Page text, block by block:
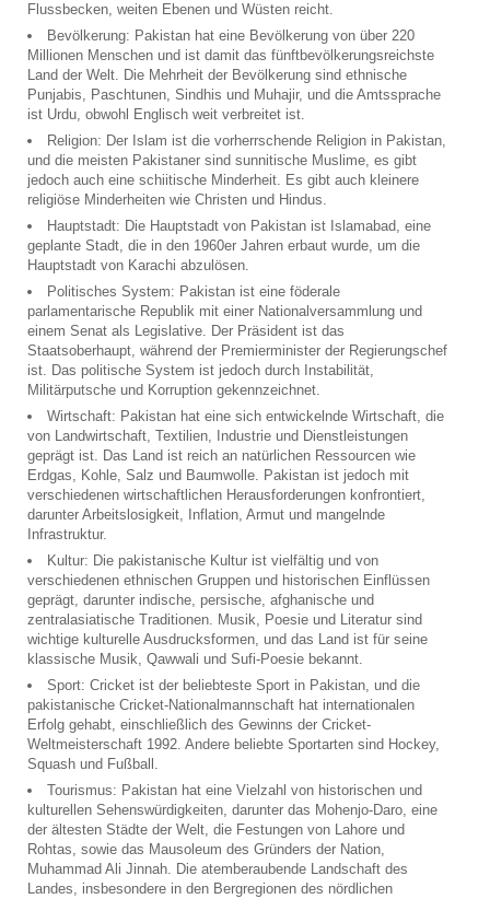
Flussbecken, weiten Ebenen und Wüsten reicht.
Bevölkerung: Pakistan hat eine Bevölkerung von über 220
Millionen Menschen und ist damit das fünftbevölkerungsreichste
Land der Welt. Die Mehrheit der Bevölkerung sind ethnische
Punjabis, Paschtunen, Sindhis und Muhajir, und die Amtssprache
ist Urdu, obwohl Englisch weit verbreitet ist.
Religion: Der Islam ist die vorherrschende Religion in Pakistan,
und die meisten Pakistaner sind sunnitische Muslime, es gibt
jedoch auch eine schiitische Minderheit. Es gibt auch kleinere
religiöse Minderheiten wie Christen und Hindus.
Hauptstadt: Die Hauptstadt von Pakistan ist Islamabad, eine
geplante Stadt, die in den 1960er Jahren erbaut wurde, um die
Hauptstadt von Karachi abzulösen.
Politisches System: Pakistan ist eine föderale
parlamentarische Republik mit einer Nationalversammlung und
einem Senat als Legislative. Der Präsident ist das
Staatsoberhaupt, während der Premierminister der Regierungschef
ist. Das politische System ist jedoch durch Instabilität,
Militärputsche und Korruption gekennzeichnet.
Wirtschaft: Pakistan hat eine sich entwickelnde Wirtschaft, die
von Landwirtschaft, Textilien, Industrie und Dienstleistungen
geprägt ist. Das Land ist reich an natürlichen Ressourcen wie
Erdgas, Kohle, Salz und Baumwolle. Pakistan ist jedoch mit
verschiedenen wirtschaftlichen Herausforderungen konfrontiert,
darunter Arbeitslosigkeit, Inflation, Armut und mangelnde
Infrastruktur.
Kultur: Die pakistanische Kultur ist vielfältig und von
verschiedenen ethnischen Gruppen und historischen Einflüssen
geprägt, darunter indische, persische, afghanische und
zentralasiatische Traditionen. Musik, Poesie und Literatur sind
wichtige kulturelle Ausdrucksformen, und das Land ist für seine
klassische Musik, Qawwali und Sufi-Poesie bekannt.
Sport: Cricket ist der beliebteste Sport in Pakistan, und die
pakistanische Cricket-Nationalmannschaft hat internationalen
Erfolg gehabt, einschließlich des Gewinns der Cricket-
Weltmeisterschaft 1992. Andere beliebte Sportarten sind Hockey,
Squash und Fußball.
Tourismus: Pakistan hat eine Vielzahl von historischen und
kulturellen Sehenswürdigkeiten, darunter das Mohenjo-Daro, eine
der ältesten Städte der Welt, die Festungen von Lahore und
Rohtas, sowie das Mausoleum des Gründers der Nation,
Muhammad Ali Jinnah. Die atemberaubende Landschaft des
Landes, insbesondere in den Bergregionen des nördlichen